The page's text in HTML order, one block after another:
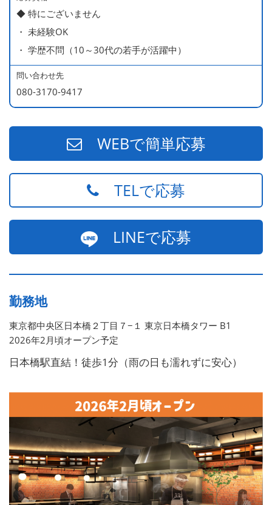
◆ 特にございません
・ 未経験OK
・ 学歴不問（10～30代の若手が活躍中）
問い合わせ先
080-3170-9417
WEBで簡単応募
TELで応募
LINEで応募
勤務地
東京都中央区日本橋２丁目７−１ 東京日本橋タワー B1
2026年2月頃オープン予定
日本橋駅直結！徒歩1分（雨の日も濡れずに安心）